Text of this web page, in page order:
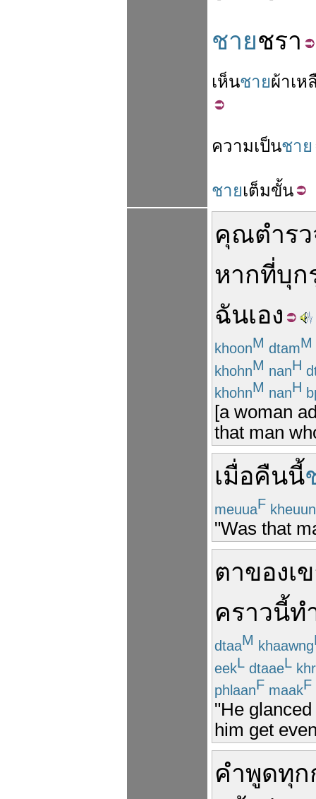
ชายชรา
เห็นชายผ้าเห
ความเป็นชาย
ชายเต็มขั้น
คุณตำร
หากที่บุก
ฉันเอง
khoonM dtamM
khohnM nanH
khohnM nanH
[a woman
that man
เมื่อคืนนี้
meuuaF kheuun
"Was that
ตาของเ
คราวนี้ท
dtaaM khaawng
eekL dtaaeL
phlaanF maakF
"He
him get
คำพูดทุก